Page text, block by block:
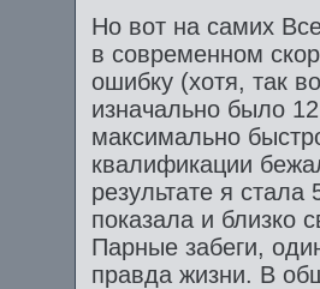
Но вот на самих
в современном
ошибку (хотя, так
изначально было
максимально
квалификации
результате я
показала и близко
Парные забеги,
правда жизни. В